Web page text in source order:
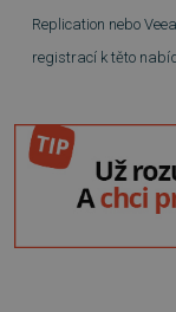
Replication nebo
registrací k těto